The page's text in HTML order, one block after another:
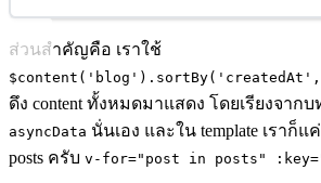
ส่วนสำคัญคือ เราใช้
ดึง content ทั้งหมดมาแสดง โดยเรียงจาก
asyncData นั่นเอง และใน template เราก็
posts ครับ v-for="post in posts"